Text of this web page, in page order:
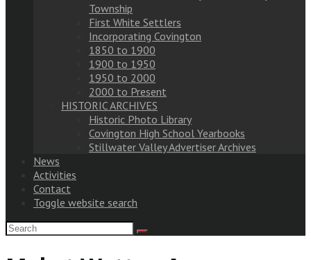
Township
First White Settlers
Incorporating Covington
1850 to 1900
1900 to 1950
1950 to 2000
2000 to Present
HISTORIC ARCHIVES
Historic Photo Library
Covington High School Yearbooks
Stillwater Valley Advertiser Archives
News
Activities
Contact
Toggle website search